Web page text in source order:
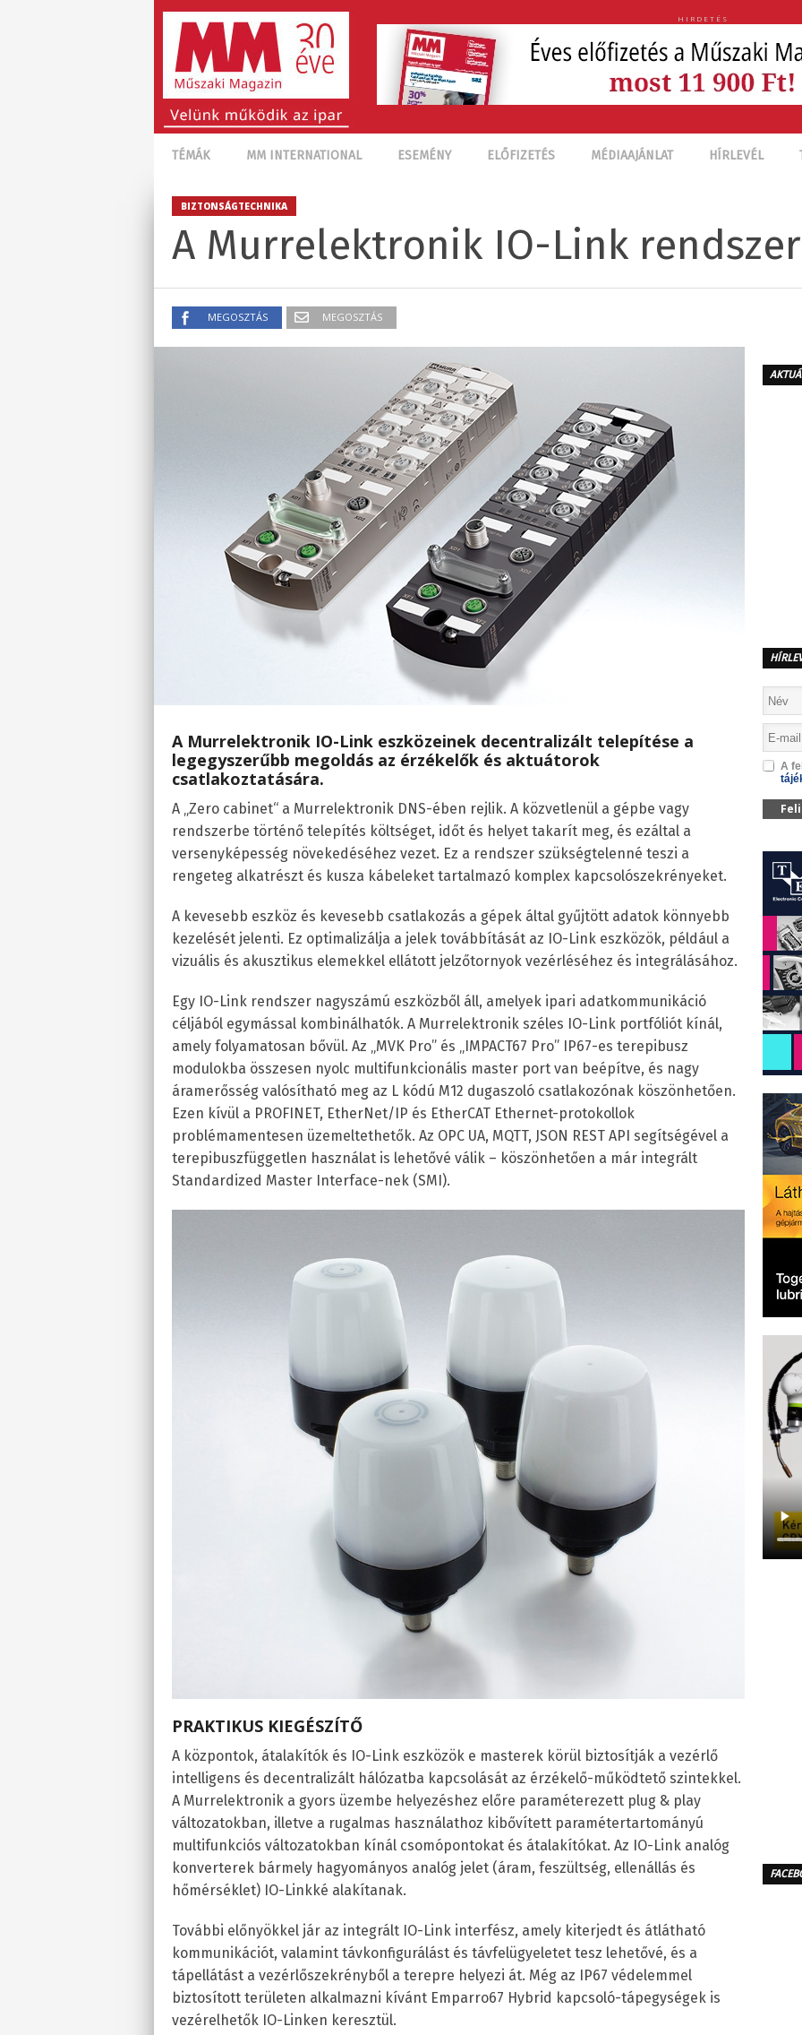
HIRDETÉS
TÉMÁK MM INTERNATIONAL ESEMÉNY ELŐFIZETÉS MÉDIAAJÁNLAT HÍRLEVÉL
BIZTONSÁGTECHNIKA
A Murrelektronik IO-Link
MEGOSZTÁS MEGOSZTÁS
A Murrelektronik IO-Link eszközeinek decentralizált telepítése a
legegyszerűbb megoldás az érzékelők és aktuátorok
csatlakoztatására.
A „Zero cabinet“ a Murrelektronik DNS-ében rejlik. A közvetlenül a gépbe vagy
rendszerbe történő telepítés költséget, időt és helyet takarít meg, és ezáltal a
versenyképesség növekedéséhez vezet. Ez a rendszer szükségtelenné teszi a
rengeteg alkatrészt és kusza kábeleket tartalmazó komplex kapcsolószekrényeket.
A kevesebb eszköz és kevesebb csatlakozás a gépek által gyűjtött adatok könnyebb
kezelését jelenti. Ez optimalizálja a jelek továbbítását az IO-Link eszközök, például a
vizuális és akusztikus elemekkel ellátott jelzőtornyok vezérléséhez és integrálásához.
Egy IO-Link rendszer nagyszámú eszközből áll, amelyek ipari adatkommunikáció
céljából egymással kombinálhatók. A Murrelektronik széles IO-Link portfóliót kínál,
amely folyamatosan bővül. Az „MVK Pro” és „IMPACT67 Pro” IP67-es terepibusz
modulokba összesen nyolc multifunkcionális master port van beépítve, és nagy
áramerősség valósítható meg az L kódú M12 dugaszoló csatlakozónak köszönhetően.
Ezen kívül a PROFINET, EtherNet/IP és EtherCAT Ethernet-protokollok
problémamentesen üzemeltethetők. Az OPC UA, MQTT, JSON REST API segítségével a
terepibuszfüggetlen használat is lehetővé válik – köszönhetően a már integrált
Standardized Master Interface-nek (SMI).
PRAKTIKUS KIEGÉSZÍTŐ
A központok, átalakítók és IO-Link eszközök e masterek körül biztosítják a vezérlő
intelligens és decentralizált hálózatba kapcsolását az érzékelő-működtető szintekkel.
A Murrelektronik a gyors üzembe helyezéshez előre paraméterezett plug & play
változatokban, illetve a rugalmas használathoz kibővített paramétertartományú
multifunkciós változatokban kínál csomópontokat és átalakítókat. Az IO-Link analóg
konverterek bármely hagyományos analóg jelet (áram, feszültség, ellenállás és
hőmérséklet) IO-Linkké alakítanak.
További előnyökkel jár az integrált IO-Link interfész, amely kiterjedt és átlátható
kommunikációt, valamint távkonfigurálást és távfelügyeletet tesz lehetővé, és a
tápellátást a vezérlőszekrényből a terepre helyezi át. Még az IP67 védelemmel
biztosított területen alkalmazni kívánt Emparro67 Hybrid kapcsoló-tápegységek is
vezérelhetők IO-Linken keresztül.
A